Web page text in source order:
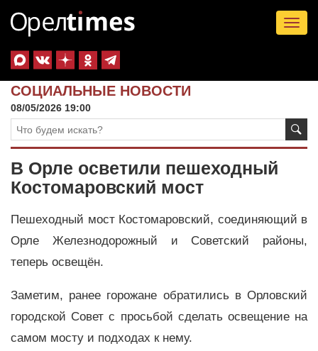
СОЦИАЛЬНЫЕ НОВОСТИ
08/05/2026 19:00
В Орле осветили пешеходный
Костомаровский мост
Пешеходный мост Костомаровский, соединяющий в
Орле Железнодорожный и Советский районы,
теперь освещён.
Заметим, ранее горожане обратились в Орловский
городской Совет с просьбой сделать освещение на
самом мосту и подходах к нему.